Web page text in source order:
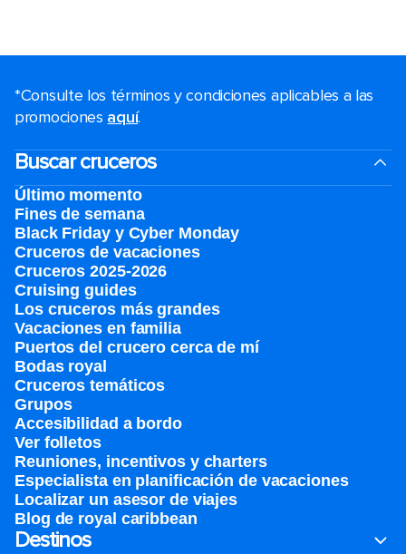
*Consulte los términos y condiciones aplicables a las
promociones aquí.
Buscar cruceros
Último momento
Fines de semana
Black Friday y Cyber Monday
Cruceros de vacaciones
Cruceros 2025-2026
Cruising guides
Los cruceros más grandes
Vacaciones en familia
Puertos del crucero cerca de mí
Bodas royal
Cruceros temáticos
Grupos
Accesibilidad a bordo
Ver folletos
Reuniones, incentivos y charters​
Especialista en planificación de vacaciones
Localizar un asesor de viajes
Blog de royal caribbean
Destinos